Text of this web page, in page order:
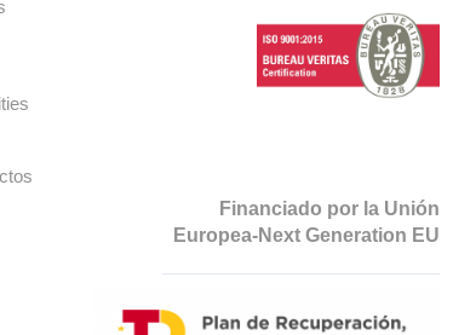
Financiado por la Unión
Europea-Next Generation EU